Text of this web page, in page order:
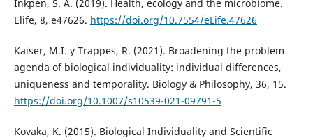
Inkpen, S. A. (2019). Health, ecology and the microbiome.
Elife, 8, e47626. https://doi.org/10.7554/eLife.47626
Kaiser, M.I. y Trappes, R. (2021). Broadening the problem
agenda of biological individuality: individual differences,
uniqueness and temporality. Biology & Philosophy, 36, 15.
https://doi.org/10.1007/s10539-021-09791-5
Kovaka, K. (2015). Biological Individuality and Scientific